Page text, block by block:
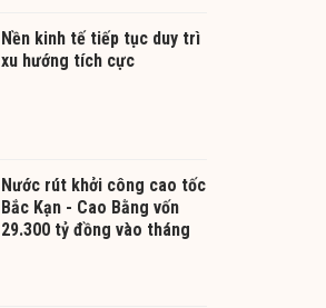
Nền kinh tế tiếp tục duy trì
xu hướng tích cực
Nước rút khởi công cao tốc
Bắc Kạn - Cao Bằng vốn
29.300 tỷ đồng vào tháng